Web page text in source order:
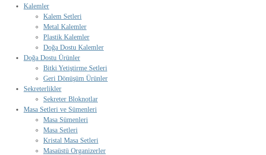
Kalemler
Kalem Setleri
Metal Kalemler
Plastik Kalemler
Doğa Dostu Kalemler
Doğa Dostu Ürünler
Bitki Yetiştirme Setleri
Geri Dönüşüm Ürünler
Sekreterlikler
Sekreter Bloknotlar
Masa Setleri ve Sümenleri
Masa Sümenleri
Masa Setleri
Kristal Masa Setleri
Masaüstü Organizerler